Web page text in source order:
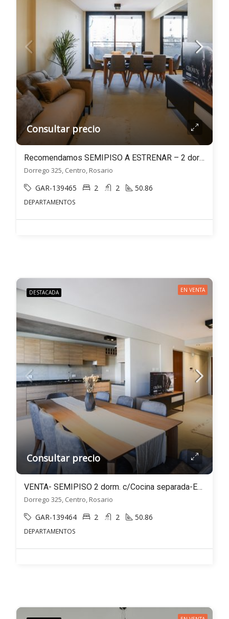
Consultar precio
Recomendamos SEMIPISO A ESTRENAR – 2 dorm.+ Balcones – Dorrego 325, Rosario
Dorrego 325, Centro, Rosario
GAR-139465 2 2 50.86
DEPARTAMENTOS
DESTACADA EN VENTA
Consultar precio
VENTA- SEMIPISO 2 dorm. c/Cocina separada-EXCELENTE calidad-Dorrego 325, Rosario
Dorrego 325, Centro, Rosario
GAR-139464 2 2 50.86
DEPARTAMENTOS